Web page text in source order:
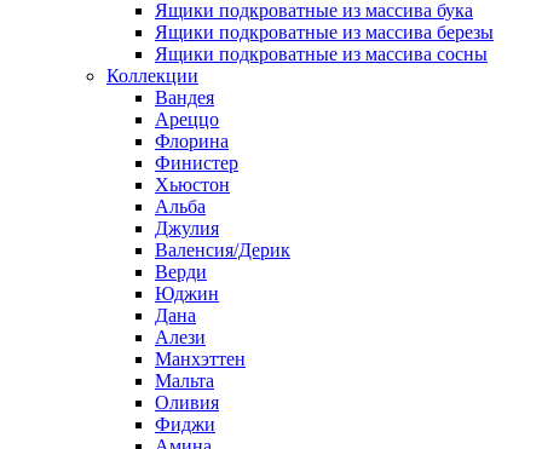
Ящики подкроватные из массива бука
Ящики подкроватные из массива березы
Ящики подкроватные из массива сосны
Коллекции
Вандея
Ареццо
Флорина
Финистер
Хьюстон
Альба
Джулия
Валенсия/Дерик
Верди
Юджин
Дана
Алези
Манхэттен
Мальта
Оливия
Фиджи